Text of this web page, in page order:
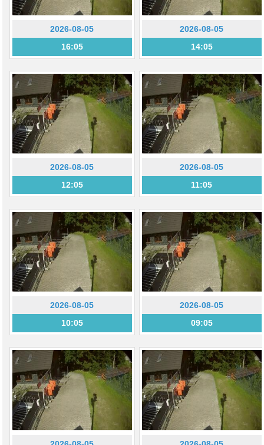
2026-08-05
16:05
2026-08-05
14:05
2026-08-05
12:05
2026-08-05
11:05
2026-08-05
10:05
2026-08-05
09:05